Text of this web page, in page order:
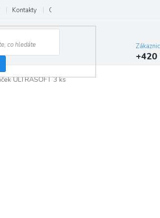
Kontakty O nás
+420
ULTRASOFT 3 ks